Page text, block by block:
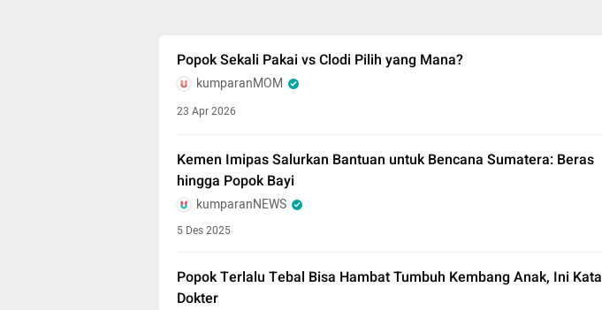
Popok Sekali Pakai vs Clodi Pilih yang Mana?
kumparanMOM
23 Apr 2026
Kemen Imipas Salurkan Bantuan untuk Bencana Sumatera: Beras
hingga Popok Bayi
kumparanNEWS
5 Des 2025
Popok Terlalu Tebal Bisa Hambat Tumbuh Kembang Anak, Ini Kata
Dokter